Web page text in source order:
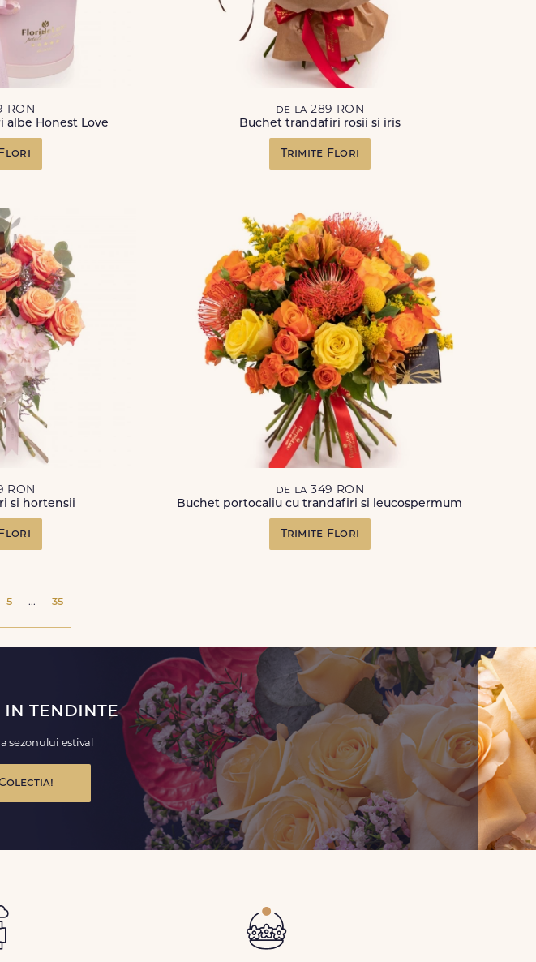
RON
albe Honest Love
de la 289 RON
Buchet trandafiri rosii si iris
Trimite Flori
RON
si hortensii
de la 349 RON
Buchet portocaliu cu trandafiri si leucospermum
Trimite Flori
5 ... 35
in tendinte
sezonului estival